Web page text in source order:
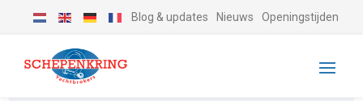
Blog & updates Nieuws Openingstijden